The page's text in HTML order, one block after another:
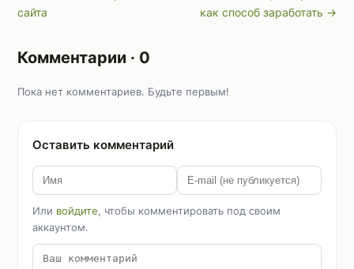
сайта
как способ заработать →
Комментарии · 0
Пока нет комментариев. Будьте первым!
Оставить комментарий
Или войдите, чтобы комментировать под своим
аккаунтом.